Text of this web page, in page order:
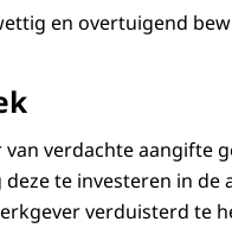
en overtuigend
van verdachte
te investeren in
verduisterd te